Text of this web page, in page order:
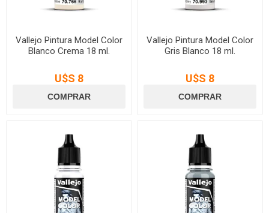
Vallejo Pintura Model Color
Blanco Crema 18 ml.
U$S 8
Vallejo Pintura Model Color
Gris Blanco 18 ml.
U$S 8